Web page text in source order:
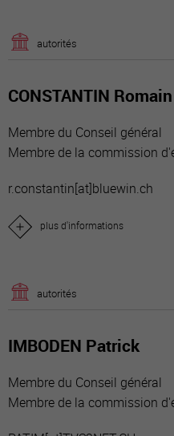
autorités
CONSTANTIN Romain
Membre du Conseil général
Membre de la commission
r.constantin[at]bluewin.ch
plus d'informations
autorités
IMBODEN Patrick
Membre du Conseil général
Membre de la commission